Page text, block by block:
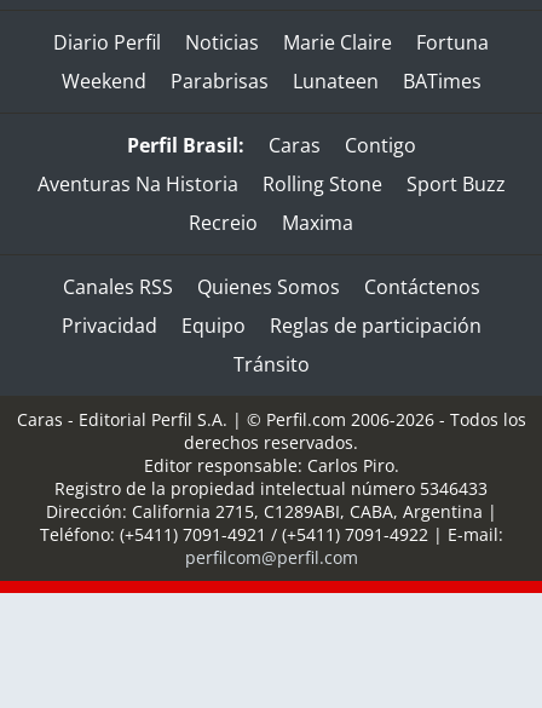
Diario Perfil Noticias Marie Claire
Fortuna
Weekend
Parabrisas Lunateen BATimes
Perfil Brasil: Caras
Contigo
Aventuras Na Historia
Rolling Stone
Sport Buzz
Recreio
Maxima
Canales RSS Quienes Somos
Contáctenos
Privacidad
Equipo
Reglas de participación
Tránsito
Caras - Editorial Perfil S.A. | © Perfil.com 2006-2026 - Todos los
derechos reservados.
Editor responsable: Carlos Piro.
Registro de la propiedad intelectual número 5346433
Dirección: California 2715, C1289ABI, CABA, Argentina |
Teléfono: (+5411) 7091-4921 / (+5411) 7091-4922| E-mail:
perfilcom@perfil.com